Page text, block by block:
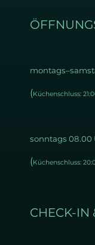
(Küchenschluss:
sonntags 08.00
(Küchenschluss:
CHECK-IN